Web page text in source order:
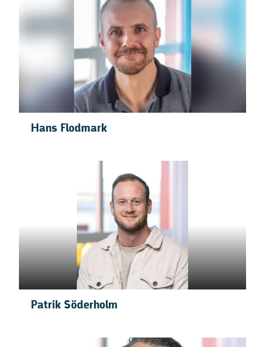
Hans Flodmark
Patrik Söderholm